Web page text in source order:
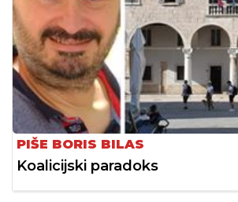
PIŠE BORIS BILAS
Koalicijski paradoks